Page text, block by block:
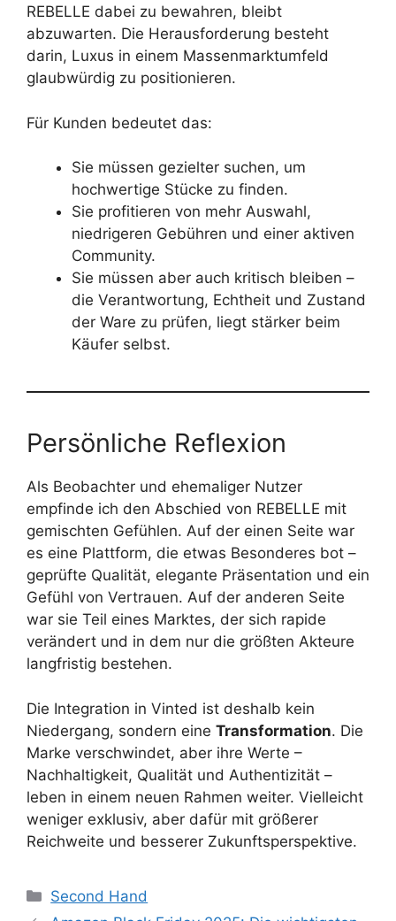
REBELLE dabei zu bewahren, bleibt
abzuwarten. Die Herausforderung besteht
darin, Luxus in einem Massenmarktumfeld
glaubwürdig zu positionieren.
Für Kunden bedeutet das:
Sie müssen gezielter suchen, um
hochwertige Stücke zu finden.
Sie profitieren von mehr Auswahl,
niedrigeren Gebühren und einer aktiven
Community.
Sie müssen aber auch kritisch bleiben –
die Verantwortung, Echtheit und Zustand
der Ware zu prüfen, liegt stärker beim
Käufer selbst.
Persönliche Reflexion
Als Beobachter und ehemaliger Nutzer
empfinde ich den Abschied von REBELLE mit
gemischten Gefühlen. Auf der einen Seite war
es eine Plattform, die etwas Besonderes bot –
geprüfte Qualität, elegante Präsentation und ein
Gefühl von Vertrauen. Auf der anderen Seite
war sie Teil eines Marktes, der sich rapide
verändert und in dem nur die größten Akteure
langfristig bestehen.
Die Integration in Vinted ist deshalb kein
Niedergang, sondern eine Transformation. Die
Marke verschwindet, aber ihre Werte –
Nachhaltigkeit, Qualität und Authentizität –
leben in einem neuen Rahmen weiter. Vielleicht
weniger exklusiv, aber dafür mit größerer
Reichweite und besserer Zukunftsperspektive.
Categories
Second Hand